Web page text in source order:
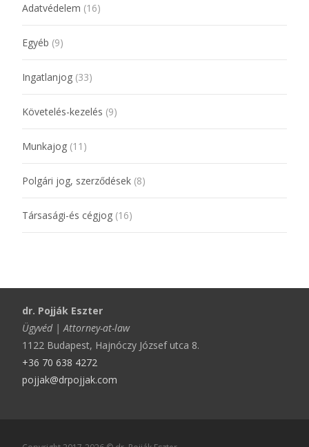
Adatvédelem (16)
Egyéb (9)
Ingatlanjog (33)
Követelés-kezelés (9)
Munkajog (11)
Polgári jog, szerződések (8)
Társasági-és cégjog (16)
dr. Pojják Eszter
Ügyvéd | Attorney-at-law
1122 Budapest, Hajnóczy József utca 8.
+36 70 638 4272
pojjak@drpojjak.com